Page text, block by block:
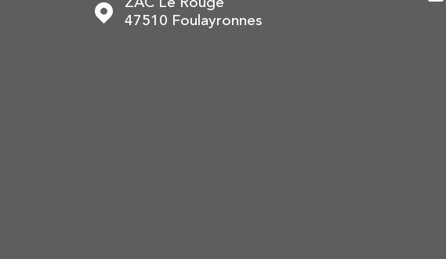
ZAC Le Rouge
47510
Foulayronnes